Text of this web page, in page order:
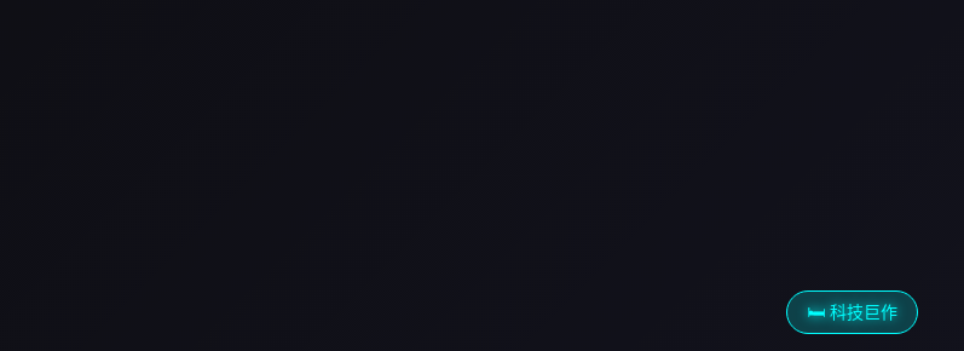
🛏️ 科技巨作